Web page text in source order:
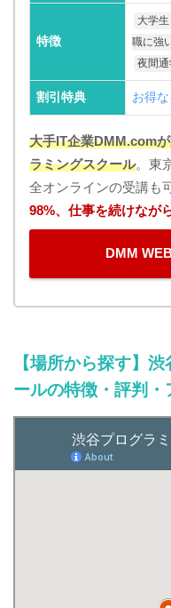
特徴
大学生
職に強
夜間
割引特典 お得
大手IT企業DMM.com
ラミングスクール。東
全オンラインの受講も
98%、仕事を続けなが
DMM
【場所から探す】
ールの特徴・評判・